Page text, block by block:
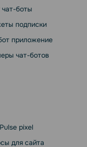
боты
подписки
приложение
чат-ботов
pixel
для сайта